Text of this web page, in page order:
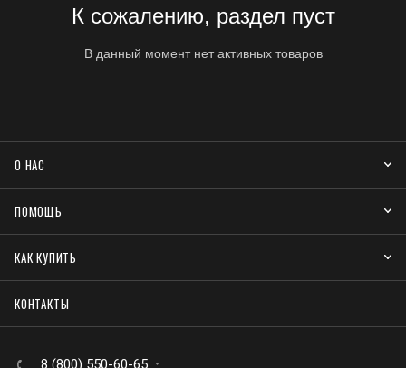
К сожалению, раздел пуст
В данный момент нет активных товаров
О НАС
ПОМОЩЬ
КАК КУПИТЬ
КОНТАКТЫ
8 (800) 550-60-65